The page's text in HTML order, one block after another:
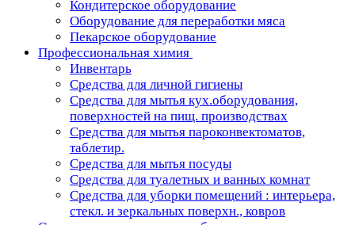
Кондитерское оборудование
Оборудование для переработки мяса
Пекарское оборудование
Профессиональная химия
Инвентарь
Средства для личной гигиены
Средства для мытья кух.оборудования,
поверхностей на пищ. производствах
Средства для мытья пароконвектоматов,
таблетир.
Средства для мытья посуды
Средства для туалетных и ванных комнат
Средства для уборки помещений : интерьера,
стекл. и зеркальных поверхн., ковров